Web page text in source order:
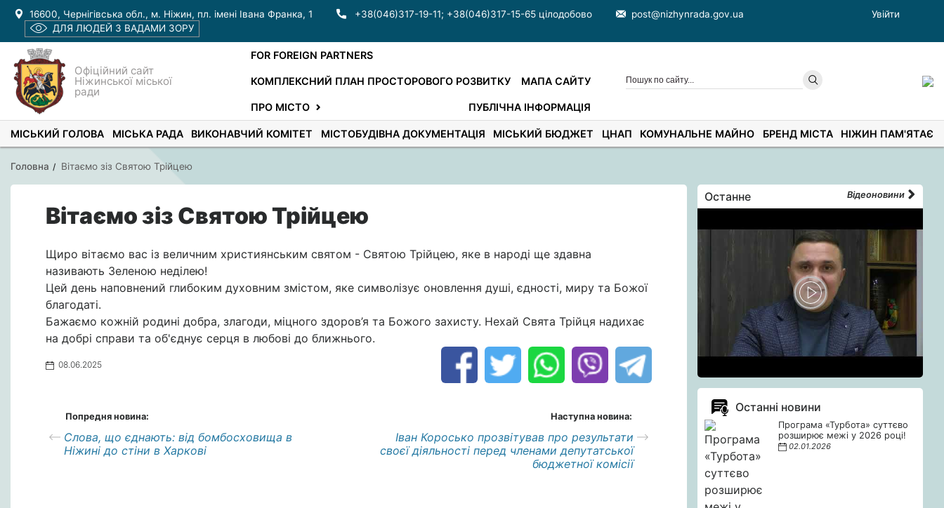
16600, Чернігівська обл., м. Ніжин, пл. імені Івана Франка, 1 +38(046)317-19-11; +38(046)317-15-65 цілодобово post@nizhynrada.gov.ua
Увійти
ДЛЯ ЛЮДЕЙ З ВАДАМИ ЗОРУ
Офіційний сайт
Ніжинської міської
ради
FOR FOREIGN PARTNERS
КОМПЛЕКСНИЙ ПЛАН ПРОСТОРОВОГО РОЗВИТКУ МАПА САЙТУ
ПРО МІСТО ПУБЛІЧНА ІНФОРМАЦІЯ
МІСЬКИЙ ГОЛОВА МІСЬКА РАДА ВИКОНАВЧИЙ КОМІТЕТ МІСТОБУДІВНА ДОКУМЕНТАЦІЯ МІСЬКИЙ БЮДЖЕТ ЦНАП КОМУНАЛЬНЕ МАЙНО БРЕНД МІСТА НІЖИН ПАМ'ЯТАЄ
Головна Вітаємо зіз Святою Трійцею
Вітаємо зіз Святою Трійцею
Щиро вітаємо вас із величним християнським святом - Святою Трійцею, яке в народі ще здавна
називають Зеленою неділею!
Цей день наповнений глибоким духовним змістом, яке символізує оновлення душі, єдності, миру та Божої
благодаті.
Бажаємо кожній родині добра, злагоди, міцного здоров’я та Божого захисту. Нехай Свята Трійця надихає
на добрі справи та об'єднує серця в любові до ближнього.
08.06.2025
Попредня новина:
Слова, що єднають: від бомбосховища в
Ніжині до стіни в Харкові
Наступна новина:
Іван Коросько прозвітував про результати
своєї діяльності перед членами депутатської
бюджетної комісії
Останне Відеоновини
Останні новини
Програма «Турбота» суттєво
розширює межі у 2026 році!
02.01.2026